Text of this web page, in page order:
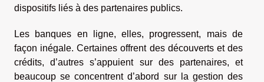
dispositifs liés à des partenaires publics.
Les banques en ligne, elles, progressent, mais de
façon inégale. Certaines offrent des découverts et des
crédits, d’autres s’appuient sur des partenaires, et
beaucoup se concentrent d’abord sur la gestion des